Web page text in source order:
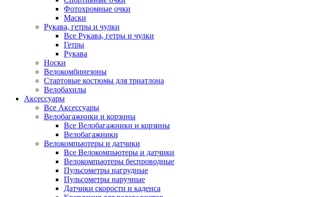
Фотохромные очки
Маски
Рукава, гетры и чулки
Все Рукава, гетры и чулки
Гетры
Рукава
Носки
Велокомбинезоны
Стартовые костюмы для триатлона
Велобахилы
Аксессуары
Все Аксессуары
Велобагажники и корзины
Все Велобагажники и корзины
Велобагажники
Велокомпьютеры и датчики
Все Велокомпьютеры и датчики
Велокомпьютеры беспроводные
Пульсометры нагрудные
Пульсометры наручные
Датчики скорости и каденса